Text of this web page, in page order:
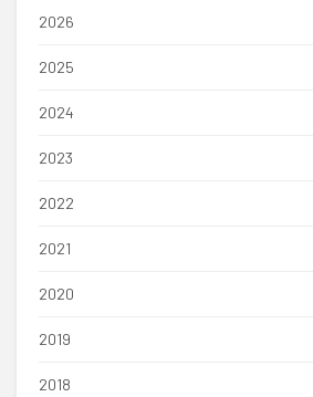
2026
2025
2024
2023
2022
2021
2020
2019
2018